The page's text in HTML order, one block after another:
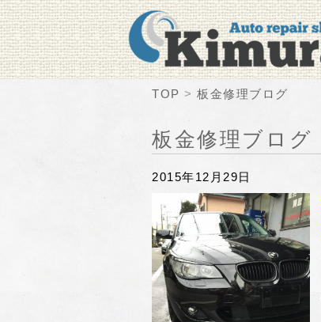
TOP 板金修理ブログ
板金修理ブログ
2015年12月29日